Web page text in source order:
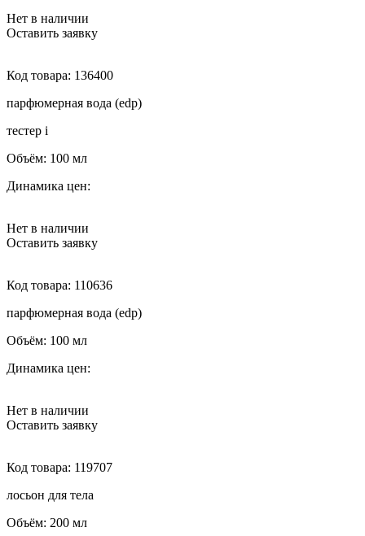
Нет в наличии
Оставить заявку
Код товара: 136400
парфюмерная вода (edp)
тестер i
Объём: 100 мл
Динамика цен:
Нет в наличии
Оставить заявку
Код товара: 110636
парфюмерная вода (edp)
Объём: 100 мл
Динамика цен:
Нет в наличии
Оставить заявку
Код товара: 119707
лосьон для тела
Объём: 200 мл